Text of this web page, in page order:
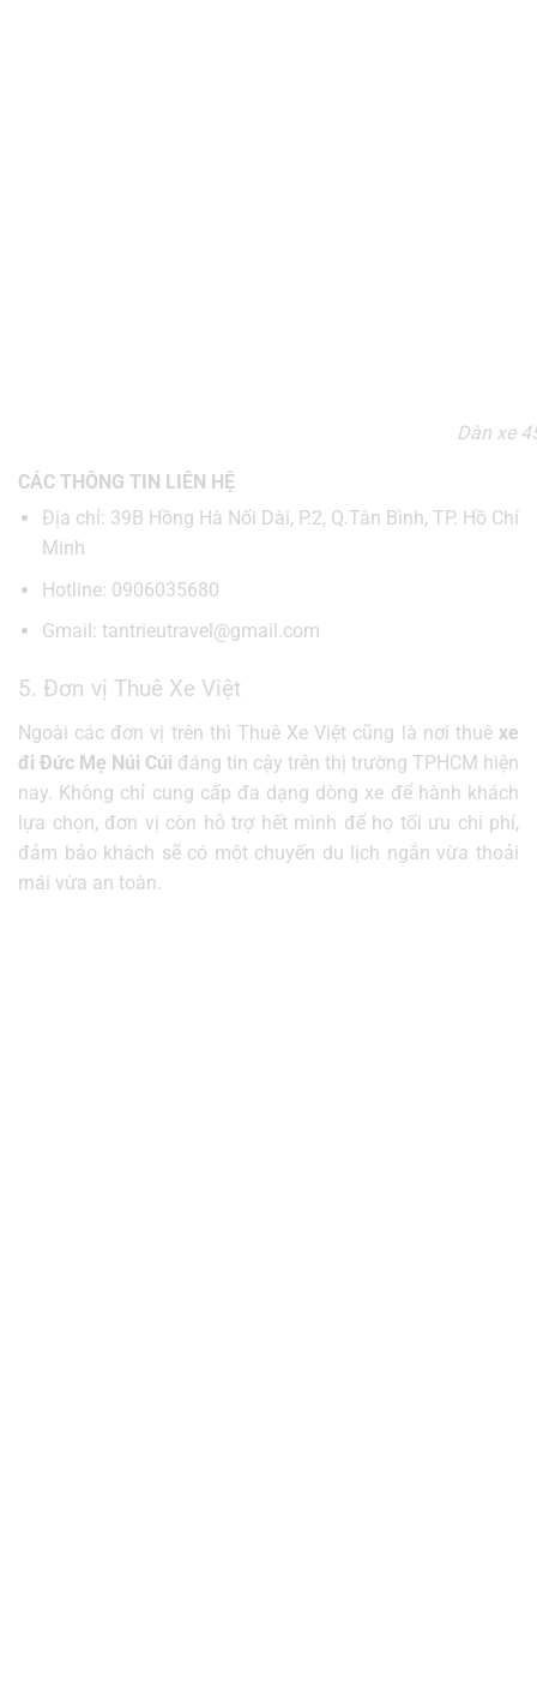
Dàn xe
CÁC THÔNG TIN LIÊN HỆ
Địa chỉ: 39B Hồng Hà Nối Dài, P.2, Q.Tân Bình, TP. Hồ Chí
Minh
Hotline: 0906035680
Gmail: tantrieutravel@gmail.com
5. Đơn vị Thuê Xe Việt
Ngoài các đơn vị trên thì Thuê Xe Việt cũng là nơi thuê xe
đi Đức Mẹ Núi Cúi đáng tin cậy trên thị trường TPHCM hiện
nay. Không chỉ cung cấp đa dạng dòng xe để hành khách
lựa chọn, đơn vị còn hỗ trợ hết mình để họ tối ưu chi phí,
đảm bảo khách sẽ có một chuyến du lịch ngắn vừa thoải
mái vừa an toàn.